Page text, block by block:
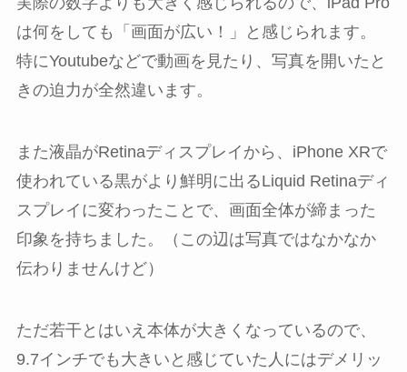
は何をしても「画面が広い！」と感じられます。
特にYoutubeなどで動画を見たり、写真を開いたと
きの迫力が全然違います。
また液晶がRetinaディスプレイから、iPhone XRで
使われている黒がより鮮明に出るLiquid Retinaディ
スプレイに変わったことで、画面全体が締まった
印象を持ちました。（この辺は写真ではなかなか
伝わりませんけど）
ただ若干とはいえ本体が大きくなっているので、
9.7インチでも大きいと感じていた人にはデメリッ